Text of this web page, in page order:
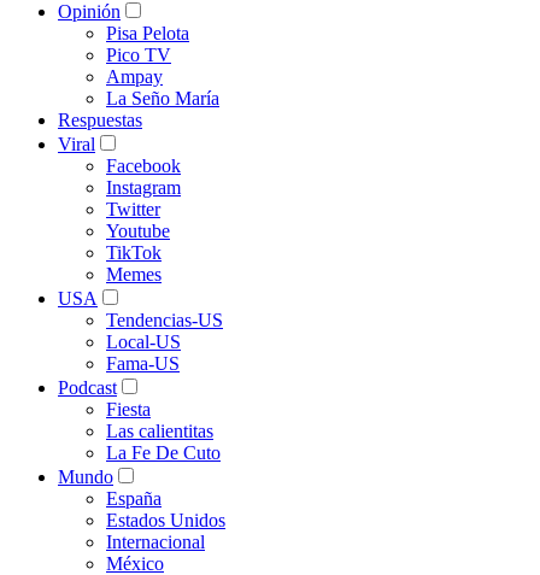
Opinión
Pisa Pelota
Pico TV
Ampay
La Seño María
Respuestas
Viral
Facebook
Instagram
Twitter
Youtube
TikTok
Memes
USA
Tendencias-US
Local-US
Fama-US
Podcast
Fiesta
Las calientitas
La Fe De Cuto
Mundo
España
Estados Unidos
Internacional
México